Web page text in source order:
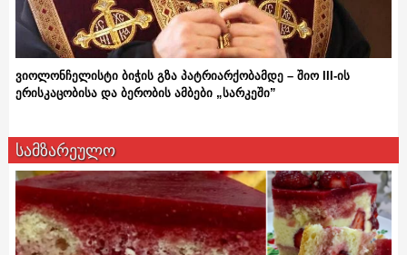
ვიოლონჩელისტი ბიჭის გზა პატრიარქობამდე – შიო III-ის
ერისკაცობისა და ბერობის ამბები „სარკეში”
სამზარეულო